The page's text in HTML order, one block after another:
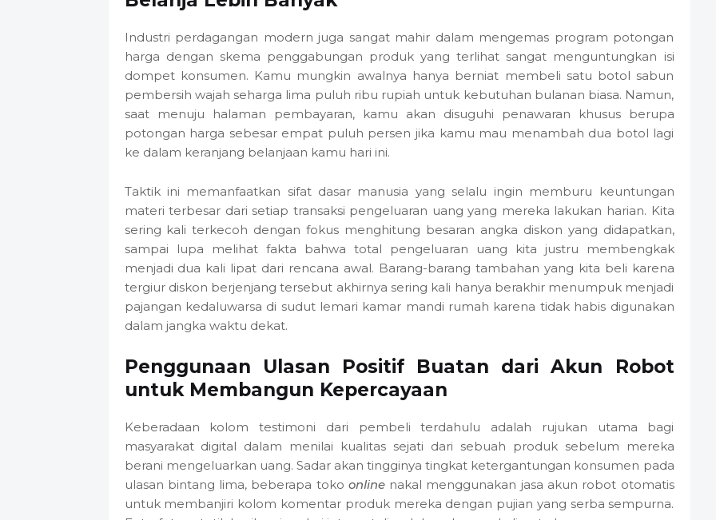
Industri perdagangan modern juga sangat mahir dalam mengemas program potongan
harga dengan skema penggabungan produk yang terlihat sangat menguntungkan isi
dompet konsumen. Kamu mungkin awalnya hanya berniat membeli satu botol sabun
pembersih wajah seharga lima puluh ribu rupiah untuk kebutuhan bulanan biasa. Namun,
saat menuju halaman pembayaran, kamu akan disuguhi penawaran khusus berupa
potongan harga sebesar empat puluh persen jika kamu mau menambah dua botol lagi
ke dalam keranjang belanjaan kamu hari ini.
Taktik ini memanfaatkan sifat dasar manusia yang selalu ingin memburu keuntungan
materi terbesar dari setiap transaksi pengeluaran uang yang mereka lakukan harian. Kita
sering kali terkecoh dengan fokus menghitung besaran angka diskon yang didapatkan,
sampai lupa melihat fakta bahwa total pengeluaran uang kita justru membengkak
menjadi dua kali lipat dari rencana awal. Barang-barang tambahan yang kita beli karena
tergiur diskon berjenjang tersebut akhirnya sering kali hanya berakhir menumpuk menjadi
pajangan kedaluwarsa di sudut lemari kamar mandi rumah karena tidak habis digunakan
dalam jangka waktu dekat.
Penggunaan Ulasan Positif Buatan dari Akun Robot
untuk Membangun Kepercayaan
Keberadaan kolom testimoni dari pembeli terdahulu adalah rujukan utama bagi
masyarakat digital dalam menilai kualitas sejati dari sebuah produk sebelum mereka
berani mengeluarkan uang. Sadar akan tingginya tingkat ketergantungan konsumen pada
ulasan bintang lima, beberapa toko onlinenakal menggunakan jasa akun robot otomatis
untuk membanjiri kolom komentar produk mereka dengan pujian yang serba sempurna.